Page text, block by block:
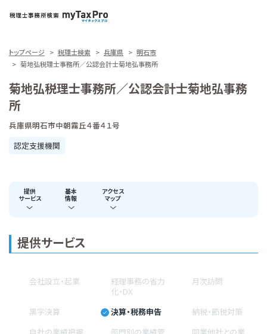
トップページ 税理士検索 兵庫県
明石市
菊地弘税理士事務所／公認会計士菊地弘事務所
菊地弘税理士事務所／公認会計士菊地弘事務
所
兵庫県明石市中朝霧丘４番４１号
認定支援機関
提供
サービス
基本
情報
アクセス
マップ
提供サービス
会社設立・起業
経理事務の省力
化・DX
月次訪問
黒字決算 決算・税務申告
納税・節税対策